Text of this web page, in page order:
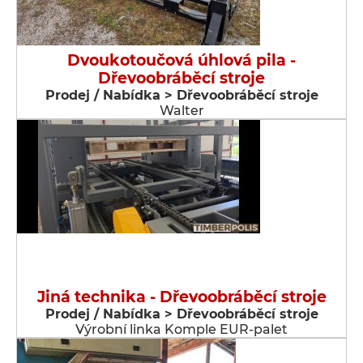
Dvoukotoučová úhlová pila -
Dřevoobráběcí stroje
Prodej / Nabídka > Dřevoobráběcí stroje
Walter
Jiná technika - Dřevoobráběcí stroje
Prodej / Nabídka > Dřevoobráběcí stroje
Výrobní linka Komple EUR-palet